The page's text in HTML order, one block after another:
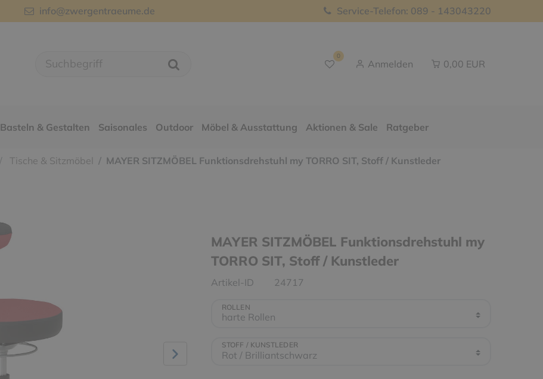
info@zwergentraeume.de Service-Telefon: 089 - 143043220
0
Anmelden 0,00 EUR
Basteln & Gestalten Saisonales Outdoor Möbel & Ausstattung Aktionen & Sale Ratgeber
Tische & Sitzmöbel MAYER SITZMÖBEL Funktionsdrehstuhl my TORRO SIT, Stoff / Kunstleder
MAYER SITZMÖBEL Funktionsdrehstuhl my
TORRO SIT, Stoff / Kunstleder
Artikel-ID 24717
ROLLEN
STOFF / KUNSTLEDER